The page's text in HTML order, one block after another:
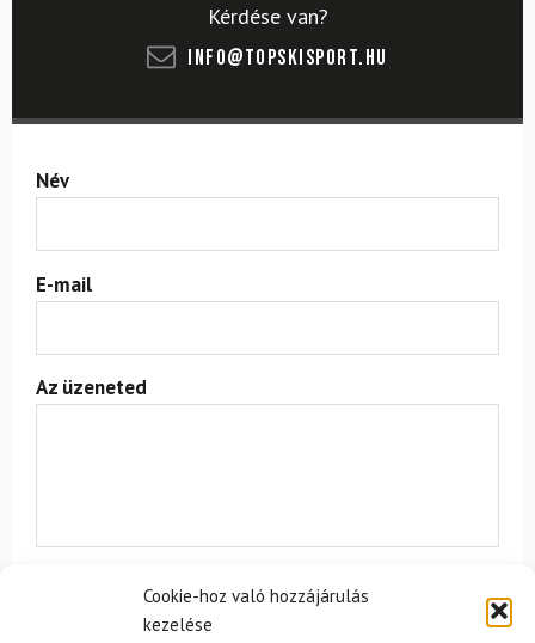
Cookie-hoz való hozzájárulás
kezelése
Kérdése van?
info@topskisport.hu
Név
E-mail
Az üzeneted
Egyetértek a felhasználási feltételekkel és a személyes
adatok védelmével.